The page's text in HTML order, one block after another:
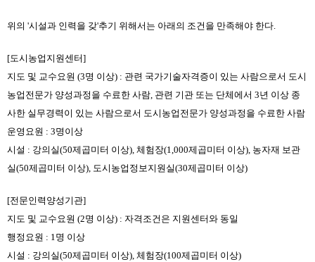
위의 '시설과 인력을 갖'추기 위해서는 아래의 조건을 만족해야 한다.
[도시농업지원센터]
지도 및 교수요원 (3명 이상) : 관련 국가기술자격증이 있는 사람으로서 도시
농업전문가 양성과정을 수료한 사람, 관련 기관 또는 단체에서 3년 이상 종
사한 실무경력이 있는 사람으로서 도시농업전문가 양성과정을 수료한 사람
운영요원 : 3명이상
시설 : 강의실(50제곱미터 이상), 체험장(1,000제곱미터 이상), 농자재 보관
실(50제곱미터 이상), 도시농업정보지원실(30제곱미터 이상)
[전문인력양성기관]
지도 및 교수요원 (2명 이상) : 자격조건은 지원센터와 동일
행정요원 : 1명 이상
시설 : 강의실(50제곱미터 이상), 체험장(100제곱미터 이상)